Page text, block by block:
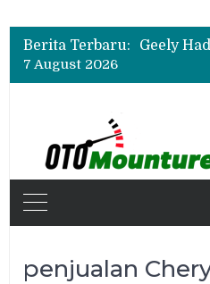
Berita Terbaru:
7 August 2026
penjualan